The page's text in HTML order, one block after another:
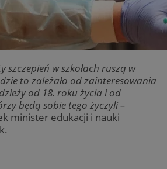
szczepień w szkołach ruszą w
to zależało od zainteresowania
od 18. roku życia i od
będą sobie tego życzyli –
minister edukacji i nauki